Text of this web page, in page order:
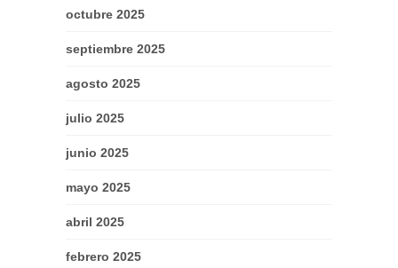
octubre 2025
septiembre 2025
agosto 2025
julio 2025
junio 2025
mayo 2025
abril 2025
febrero 2025